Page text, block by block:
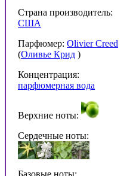
Страна производитель:
США
Парфюмер: Olivier Creed
(Оливье Крид )
Концентрация:
парфюмерная вода
Верхние ноты:
Сердечные ноты:
Базовые ноты: